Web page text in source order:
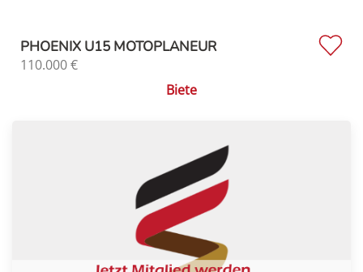
PHOENIX U15 MOTOPLANEUR
110.000€
Biete